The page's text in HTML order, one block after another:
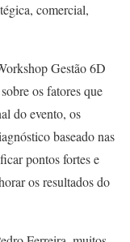
comercial,
Gestão 6D
os fatores que
do evento, os
baseado nas
pontos fortes e
os resultados do